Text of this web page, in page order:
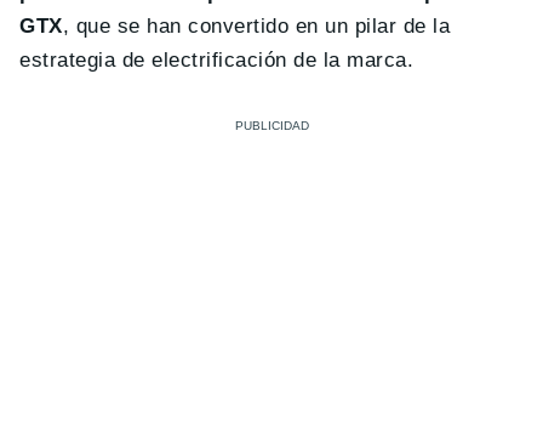
GTX, que se han convertido en un pilar de la
estrategia de electrificación de la marca.